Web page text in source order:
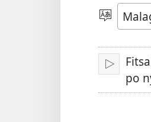
Hifidy
Fiteny
po